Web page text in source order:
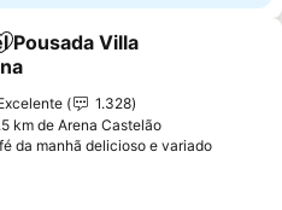
Adicionar aos favoritos
Pousada Villa
1.328
km de Arena Castelão
da manhã delicioso e variado